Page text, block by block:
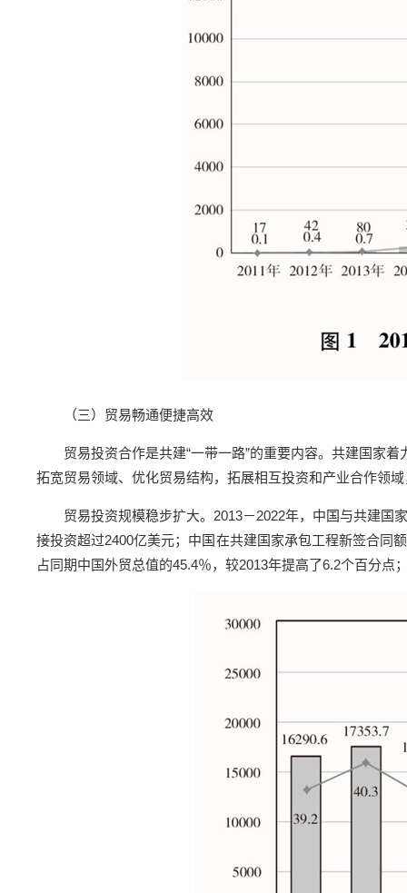
（三）贸易畅通便捷高效
贸易投资合作是共建“一带一路”的重要内容。共建国家
拓宽贸易领域、优化贸易结构，拓展相互投资和产业合作领
贸易投资规模稳步扩大。2013－2022年，中国与共建国
接投资超过2400亿美元；中国在共建国家承包工程新签合同
占同期中国外贸总值的45.4％，较2013年提高了6.2个百分